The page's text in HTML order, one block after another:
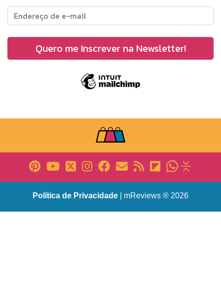
Política de Privacidade | mReviews ® 2026